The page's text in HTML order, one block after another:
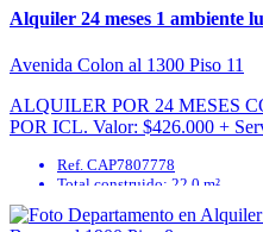
Alquiler 24 meses 1 ambiente
Avenida Colon al 1300 Piso 11
ALQUILER POR 24 MESES
POR ICL. Valor: $426.000 +
Colon ...Ref. CAP7807778
Total construido: 22.0 m²